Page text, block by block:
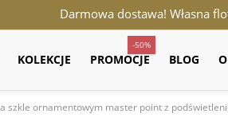
Darmowa dostawa! Własna
KOLEKCJE PROMOCJE
-50%
BLOG
szkle ornamentowym master point z